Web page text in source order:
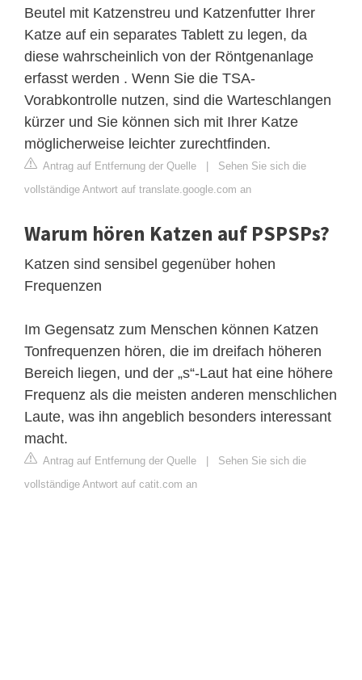
Beutel mit Katzenstreu und Katzenfutter Ihrer
Katze auf ein separates Tablett zu legen, da
diese wahrscheinlich von der Röntgenanlage
erfasst werden . Wenn Sie die TSA-
Vorabkontrolle nutzen, sind die Warteschlangen
kürzer und Sie können sich mit Ihrer Katze
möglicherweise leichter zurechtfinden.
Antrag auf Entfernung der Quelle | Sehen Sie sich die
vollständige Antwort auf translate.google.com an
Warum hören Katzen auf PSPSPs?
Katzen sind sensibel gegenüber hohen
Frequenzen
Im Gegensatz zum Menschen können Katzen
Tonfrequenzen hören, die im dreifach höheren
Bereich liegen, und der „s“-Laut hat eine höhere
Frequenz als die meisten anderen menschlichen
Laute, was ihn angeblich besonders interessant
macht.
Antrag auf Entfernung der Quelle | Sehen Sie sich die
vollständige Antwort auf catit.com an